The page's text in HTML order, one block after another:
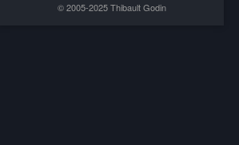
© 2005-2025Thibault Godin